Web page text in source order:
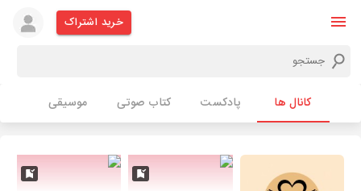
خرید اشتراک
کانال ها پادکست کتاب صوتی موسیقی